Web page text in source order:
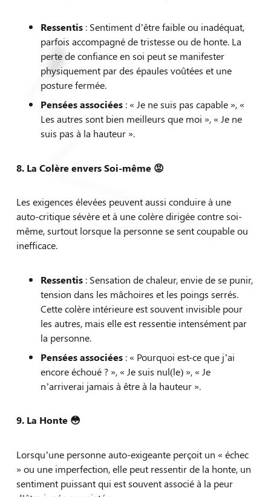
Kinésiologue
Ressentis : Sentiment d’être faible ou inadéquat,
parfois accompagné de tristesse ou de honte. La
perte de confiance en soi peut se manifester
physiquement par des épaules voûtées et une
posture fermée.
Pensées associées : « Je ne suis pas capable », «
Les autres sont bien meilleurs que moi », « Je ne
suis pas à la hauteur ».
8. La Colère envers Soi-même 😡
Les exigences élevées peuvent aussi conduire à une
auto-critique sévère et à une colère dirigée contre soi-
même, surtout lorsque la personne se sent coupable ou
inefficace.
Ressentis : Sensation de chaleur, envie de se punir,
tension dans les mâchoires et les poings serrés.
Cette colère intérieure est souvent invisible pour
les autres, mais elle est ressentie intensément par
la personne.
Pensées associées : « Pourquoi est-ce que j’ai
encore échoué ? », « Je suis nul(le) », « Je
n’arriverai jamais à être à la hauteur ».
9. La Honte 😳
Lorsqu’une personne auto-exigeante perçoit un « échec
» ou une imperfection, elle peut ressentir de la honte, un
sentiment puissant qui est souvent associé à la peur